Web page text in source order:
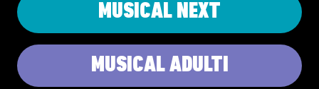
MUSICAL NEXT
MUSICAL ADULTI